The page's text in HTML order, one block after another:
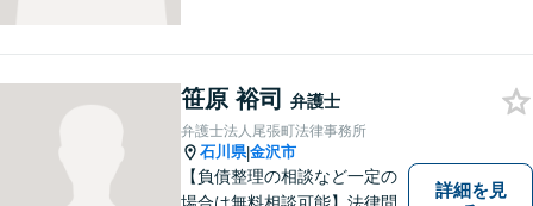
など、幅広く対応可能。【夜
間／休日対応可能】どうぞお
気軽にご相談ください。
笹原 裕司 弁護士
弁護士法人尾張町法律事務所
石川県|金沢市
【負債整理の相談など一定の
詳細を見